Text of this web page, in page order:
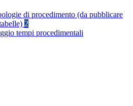
di procedimento (da pubblicare
2
tempi procedimentali